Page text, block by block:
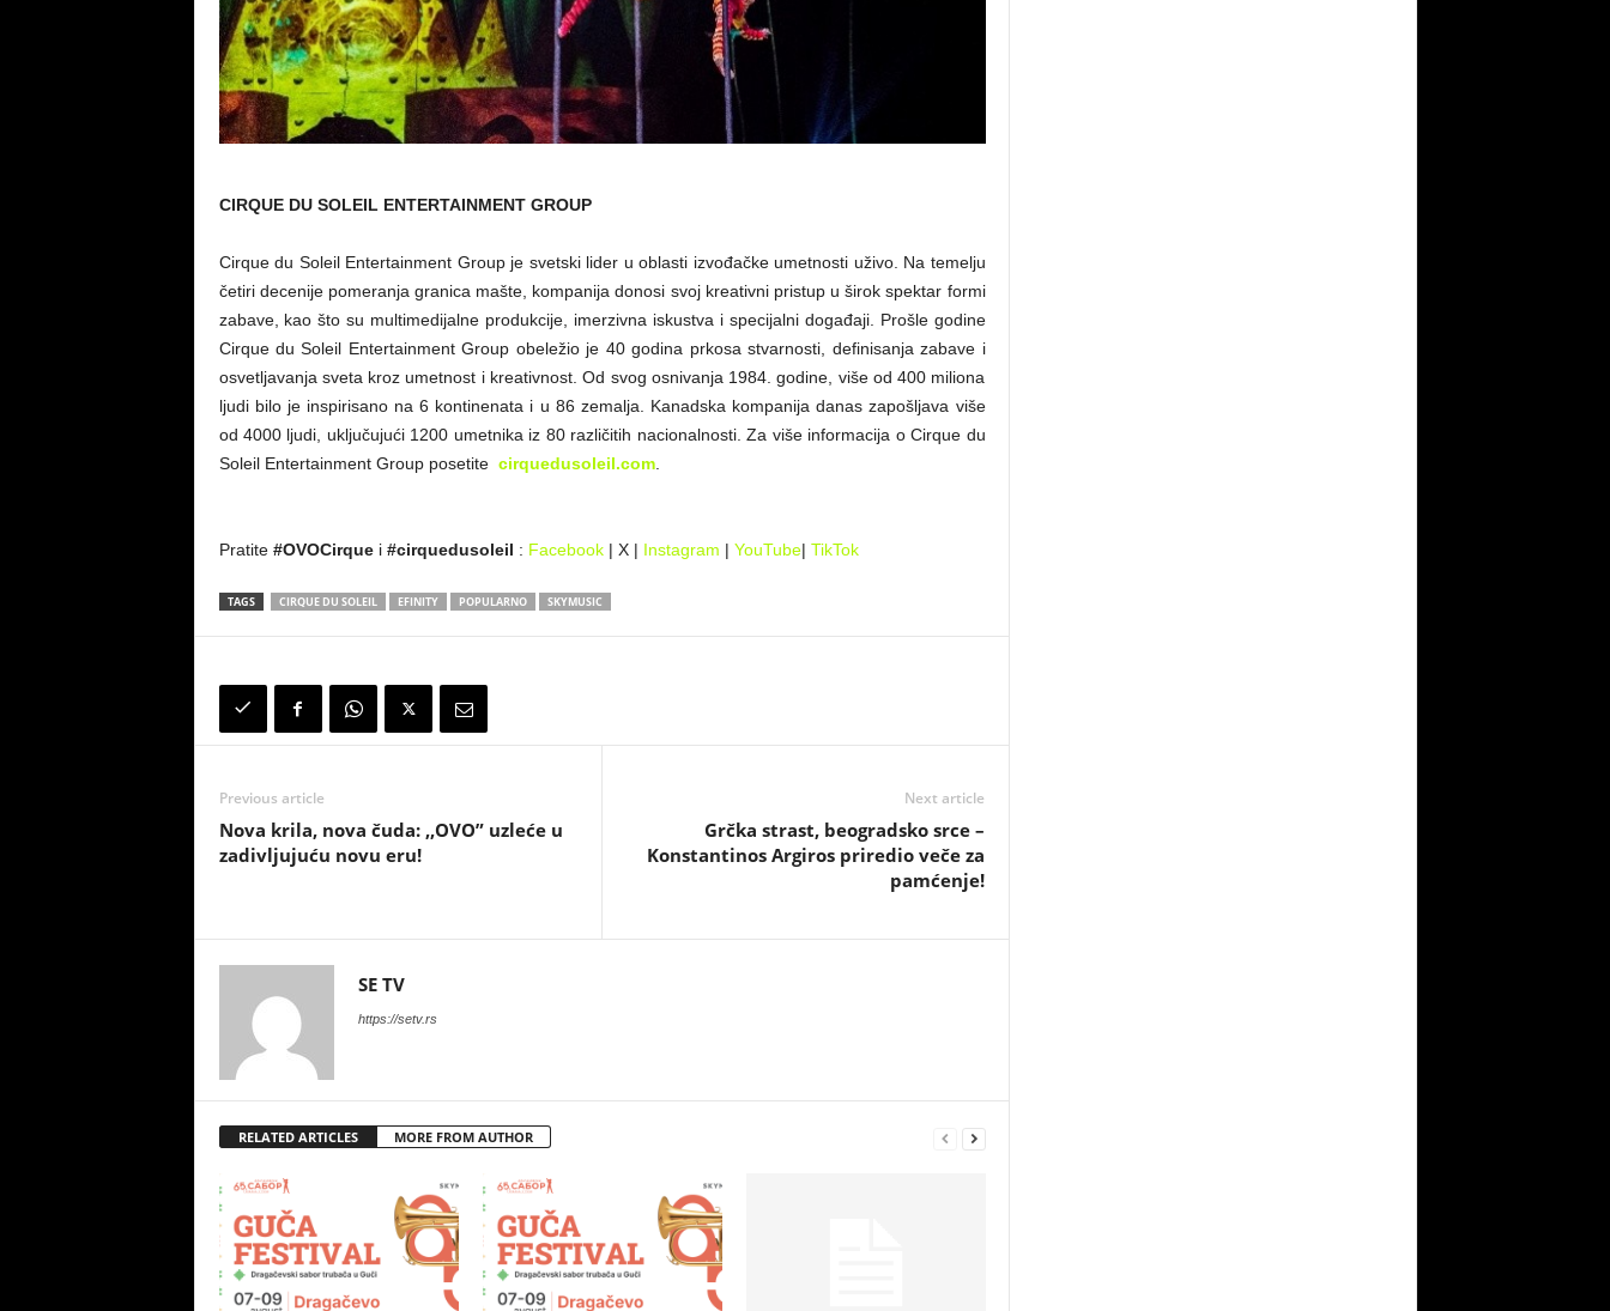
CIRQUE DU SOLEIL ENTERTAINMENT GROUP
Cirque du Soleil Entertainment Group je svetski lider u oblasti izvođačke umetnosti uživo. Na temelju
četiri decenije pomeranja granica mašte, kompanija donosi svoj kreativni pristup u širok spektar formi
zabave, kao što su multimedijalne produkcije, imerzivna iskustva i specijalni događaji. Prošle godine
Cirque du Soleil Entertainment Group obeležio je 40 godina prkosa stvarnosti, definisanja zabave i
osvetljavanja sveta kroz umetnost i kreativnost. Od svog osnivanja 1984. godine, više od 400 miliona
ljudi bilo je inspirisano na 6 kontinenata i u 86 zemalja. Kanadska kompanija danas zapošljava više
od 4000 ljudi, uključujući 1200 umetnika iz 80 različitih nacionalnosti. Za više informacija o Cirque du
Soleil Entertainment Group posetite cirquedusoleil.com.
Pratite #OVOCirquei #cirquedusoleil : Facebook| X | Instagram | YouTube| TikTok
TAGS CIRQUE DU SOLEIL EFINITY POPULARNO SKYMUSIC
Previous article
Nova krila, nova čuda: ,,OVO” uzleće u
zadivljujuću novu eru!
Next article
Grčka strast, beogradsko srce –
Konstantinos Argiros priredio veče za
pamćenje!
SE TV
https://setv.rs
RELATED ARTICLES MORE FROM AUTHOR